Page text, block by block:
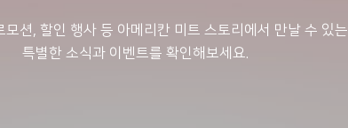
모션, 할인 행사 등 아메리칸 미트 스토리에서 만날 수 있는
특별한 소식과 이벤트를 확인해보세요.